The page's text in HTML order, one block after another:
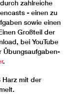
zahlreiche
- einen zu
sowie einen
Großteil der
bei YouTube
Übungsaufgaben-
.
Harz mit der